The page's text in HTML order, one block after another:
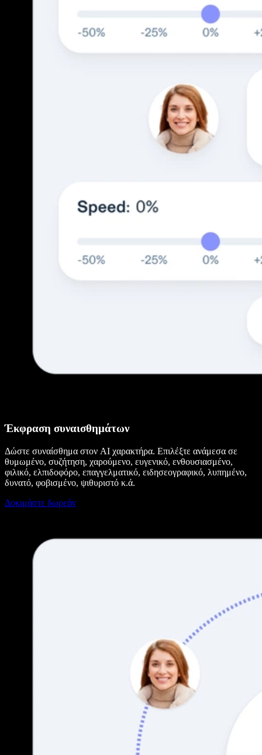
Έκφραση συναισθημάτων
Δώστε συναίσθημα στον AI χαρακτήρα. Επιλέξτε ανάμεσα σε
θυμωμένο, συζήτηση, χαρούμενο, ευγενικό, ενθουσιασμένο,
φιλικό, ελπιδοφόρο, επαγγελματικό, ειδησεογραφικό, λυπημένο,
δυνατό, φοβισμένο, ψιθυριστό κ.ά.
Δοκιμάστε δωρεάν